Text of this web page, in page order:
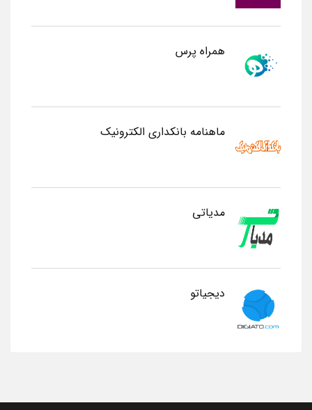
همراه پرس
ماهنامه بانکداری الکترونیک
مدیاتی
دیجیاتو